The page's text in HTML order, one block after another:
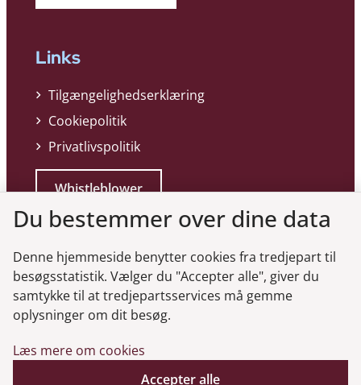
Links
Tilgængelighedserklæring
Cookiepolitik
Privatlivspolitik
Whistleblower
Genveje
Gå til virksomhedsregisteret
Gå til selskabsmeddelelser
Du bestemmer over dine data
Denne hjemmeside benytter cookies fra tredjepart til
besøgsstatistik. Vælger du "Accepter alle", giver du
samtykke til at tredjepartsservices må gemme
oplysninger om dit besøg.
Læs mere om cookies
Accepter alle